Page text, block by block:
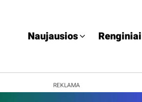
Naujausios Renginiai
REKLAMA